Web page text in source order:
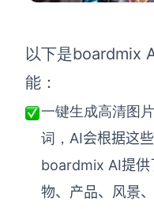
查看所有场景
以下是boardmix
能：
一键生成高清图
词， AI会根据这
boardmix AI提供
物、产品、风景